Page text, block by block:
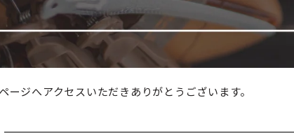
ージへアクセスいただきありがとうございます。